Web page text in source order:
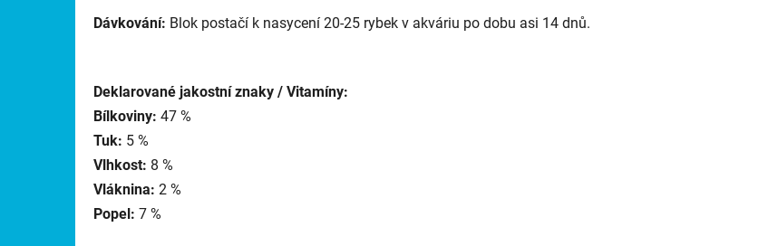
Dávkování: Blok postačí k nasycení 20-25 rybek v akváriu po dobu asi 14 dnů.
Deklarované jakostní znaky / Vitamíny:
Bílkoviny: 47 %
Tuk: 5 %
Vlhkost: 8 %
Vláknina: 2 %
Popel: 7 %